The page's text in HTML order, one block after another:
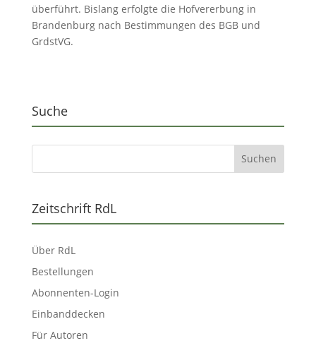
überführt. Bislang erfolgte die Hofvererbung in
Brandenburg nach Bestimmungen des BGB und
GrdstVG.
Suche
Zeitschrift RdL
Über RdL
Bestellungen
Abonnenten-Login
Einbanddecken
Für Autoren